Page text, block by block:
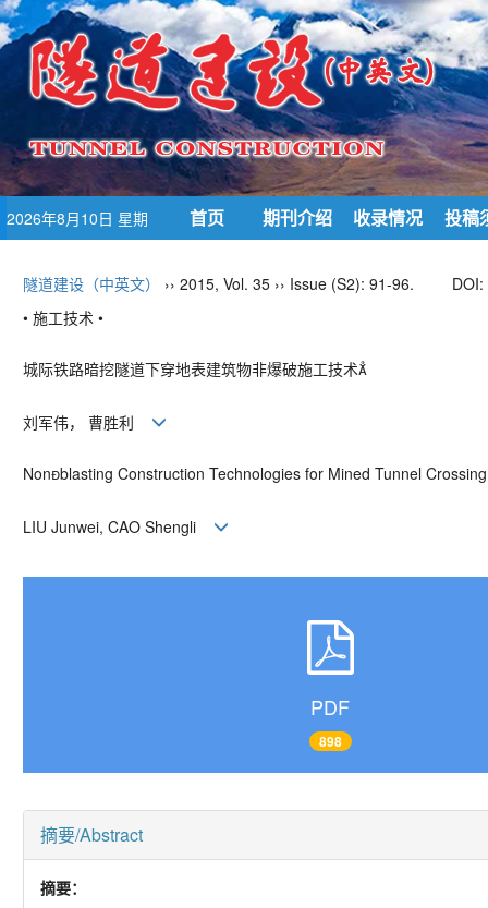
2026年8月10日 星期
首页 期刊介绍 收录情况 投稿
隧道建设（中英文） ›› 2015, Vol. 35 ›› Issue (S2): 91-96. DOI:
• 施工技术 •
城际铁路暗挖隧道下穿地表建筑物非爆破施工技术
刘军伟， 曹胜利
Nonblasting Construction Technologies for Mined Tunnel
LIU Junwei, CAO Shengli
PDF
898
摘要/Abstract
摘要：